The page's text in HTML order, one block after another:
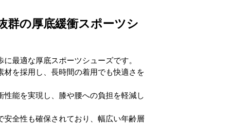
群の厚底緩衝スポーツシ
最適な厚底スポーツシューズです。
材を採用し、長時間の着用でも快適さを
性能を実現し、膝や腰への負担を軽減し
安全性も確保されており、幅広い年齢層